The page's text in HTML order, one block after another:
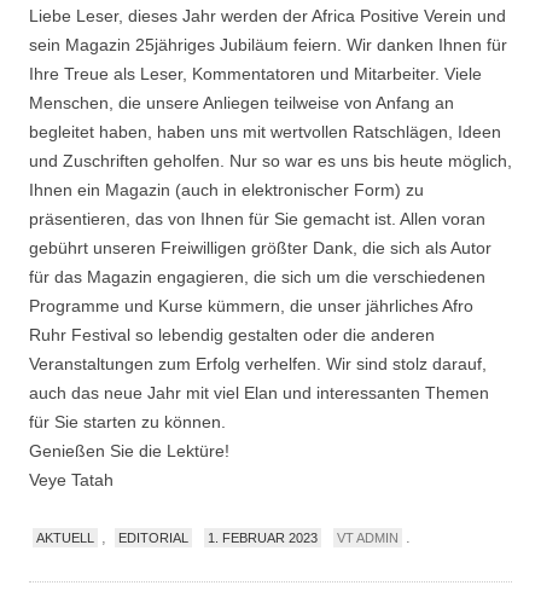
Liebe Leser, dieses Jahr werden der Africa Positive Verein und
sein Magazin 25jähriges Jubiläum feiern. Wir danken Ihnen für
Ihre Treue als Leser, Kommentatoren und Mitarbeiter. Viele
Menschen, die unsere Anliegen teilweise von Anfang an
begleitet haben, haben uns mit wertvollen Ratschlägen, Ideen
und Zuschriften geholfen. Nur so war es uns bis heute möglich,
Ihnen ein Magazin (auch in elektronischer Form) zu
präsentieren, das von Ihnen für Sie gemacht ist. Allen voran
gebührt unseren Freiwilligen größter Dank, die sich als Autor
für das Magazin engagieren, die sich um die verschiedenen
Programme und Kurse kümmern, die unser jährliches Afro
Ruhr Festival so lebendig gestalten oder die anderen
Veranstaltungen zum Erfolg verhelfen. Wir sind stolz darauf,
auch das neue Jahr mit viel Elan und interessanten Themen
für Sie starten zu können.
Genießen Sie die Lektüre!
Veye Tatah
AKTUELL , EDITORIAL 1. FEBRUAR 2023 VT ADMIN .